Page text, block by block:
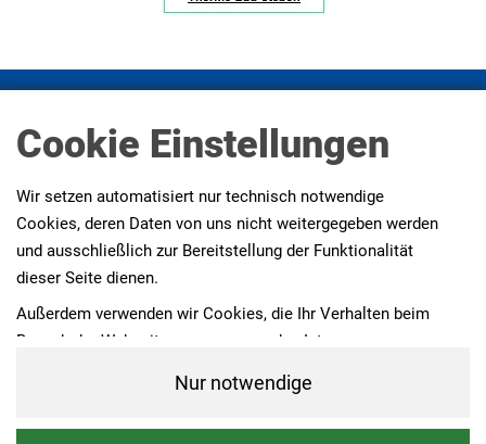
Presse
AGBs Erklärung zur Barrierefreiheit
Cookie Einstellungen
Wir setzen automatisiert nur technisch notwendige
Cookies, deren Daten von uns nicht weitergegeben werden
und ausschließlich zur Bereitstellung der Funktionalität
dieser Seite dienen.
Außerdem verwenden wir Cookies, die Ihr Verhalten beim
Besuch der Webseiten messen, um das Interesse unserer
pseudonyme Daten, eine Identifikation Ihrer Person erfolgt
Nur notwendige